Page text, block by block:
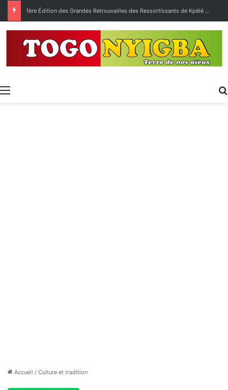
1ère Édition des Grandes Retrouvailles des Ressortissants de Kpélé Govié Apégamé / Sokpé
Menu
Accueil / Culture et tradition